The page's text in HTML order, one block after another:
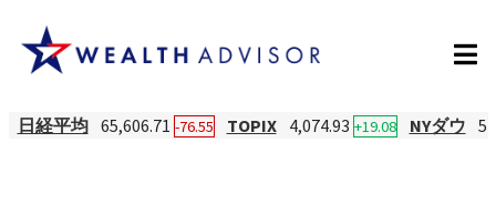
日経平均 65,606.71 -76.55 TOPIX 4,074.93 +19.08 NYダウ